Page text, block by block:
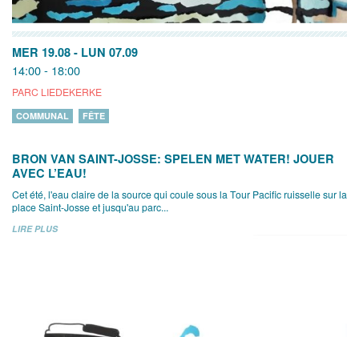
MER 19.08 - LUN 07.09
14:00 - 18:00
PARC LIEDEKERKE
COMMUNAL FÊTE
BRON VAN SAINT-JOSSE: SPELEN MET WATER! JOUER
AVEC L’EAU!
Cet été, l'eau claire de la source qui coule sous la Tour Pacific ruisselle sur la
place Saint-Josse et jusqu'au parc...
LIRE PLUS